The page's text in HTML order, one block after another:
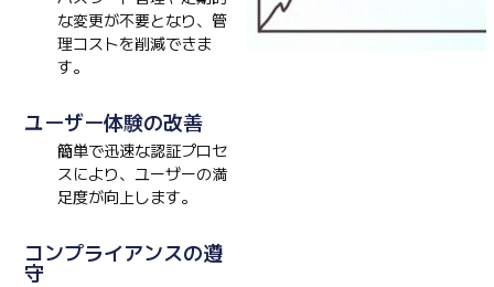
な変更が不要となり、管
理コストを削減できま
す。
ユーザー体験の改善
簡単で迅速な認証プロセ
スにより、ユーザーの満
足度が向上します。
コンプライアンスの遵
守